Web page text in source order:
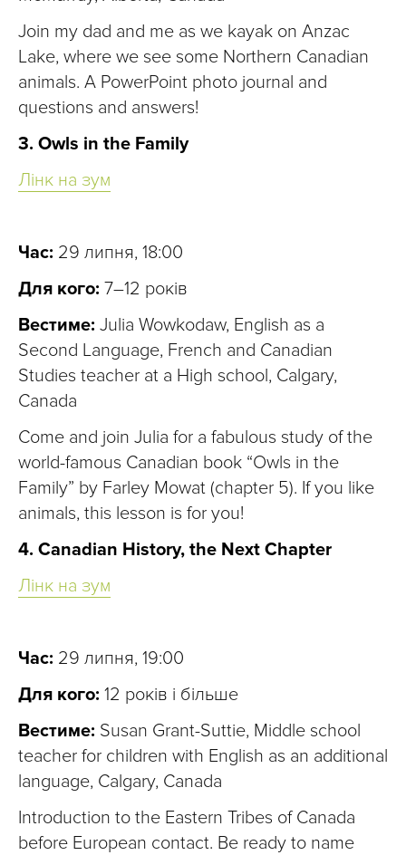
Join my dad and me as we kayak on Anzac
Lake, where we see some Northern Canadian
animals. A PowerPoint photo journal and
questions and answers!
3. Owls in the Family
Лінк на зум
Час: 29 липня, 18:00
Для кого: 7–12 років
Вестиме: Julia Wowkodaw, English as a
Second Language, French and Canadian
Studies teacher at a High school, Calgary,
Canada
Come and join Julia for a fabulous study of the
world-famous Canadian book “Owls in the
Family” by Farley Mowat (chapter 5). If you like
animals, this lesson is for you!
4. Canadian History, the Next Chapter
Лінк на зум
Час: 29 липня, 19:00
Для кого: 12 років і більше
Вестиме: Susan Grant-Suttie, Middle school
teacher for children with English as an additional
language, Calgary, Canada
Introduction to the Eastern Tribes of Canada
before European contact. Be ready to name